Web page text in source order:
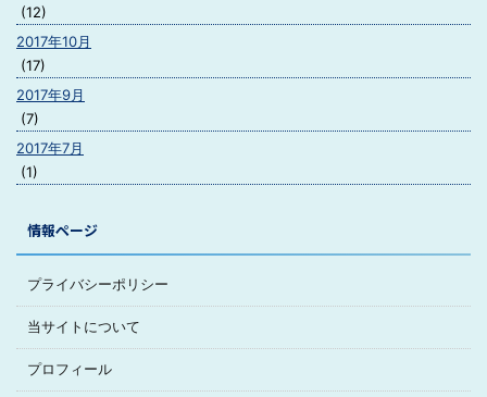
(12)
2017年10月
(17)
2017年9月
(7)
2017年7月
(1)
情報ページ
プライバシーポリシー
当サイトについて
プロフィール